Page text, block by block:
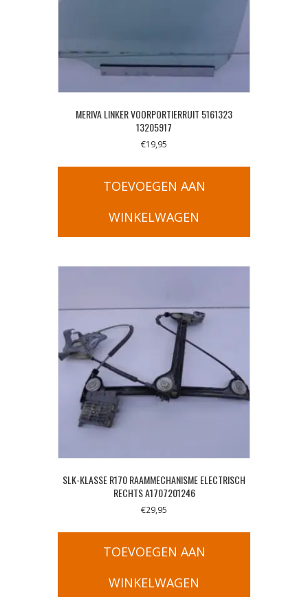
MERIVA LINKER VOORPORTIERRUIT 5161323
13205917
€19,95
TOEVOEGEN AAN
WINKELWAGEN
SLK-KLASSE R170 RAAMMECHANISME ELECTRISCH
RECHTS A1707201246
€29,95
TOEVOEGEN AAN
WINKELWAGEN